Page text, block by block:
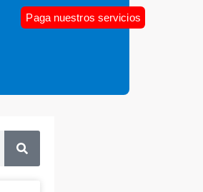
Paga nuestros servicios